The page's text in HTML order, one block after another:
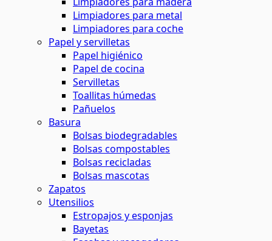
Limpiadores para metal
Limpiadores para coche
Papel y servilletas
Papel higiénico
Papel de cocina
Servilletas
Toallitas húmedas
Pañuelos
Basura
Bolsas biodegradables
Bolsas compostables
Bolsas recicladas
Bolsas mascotas
Zapatos
Utensilios
Estropajos y esponjas
Bayetas